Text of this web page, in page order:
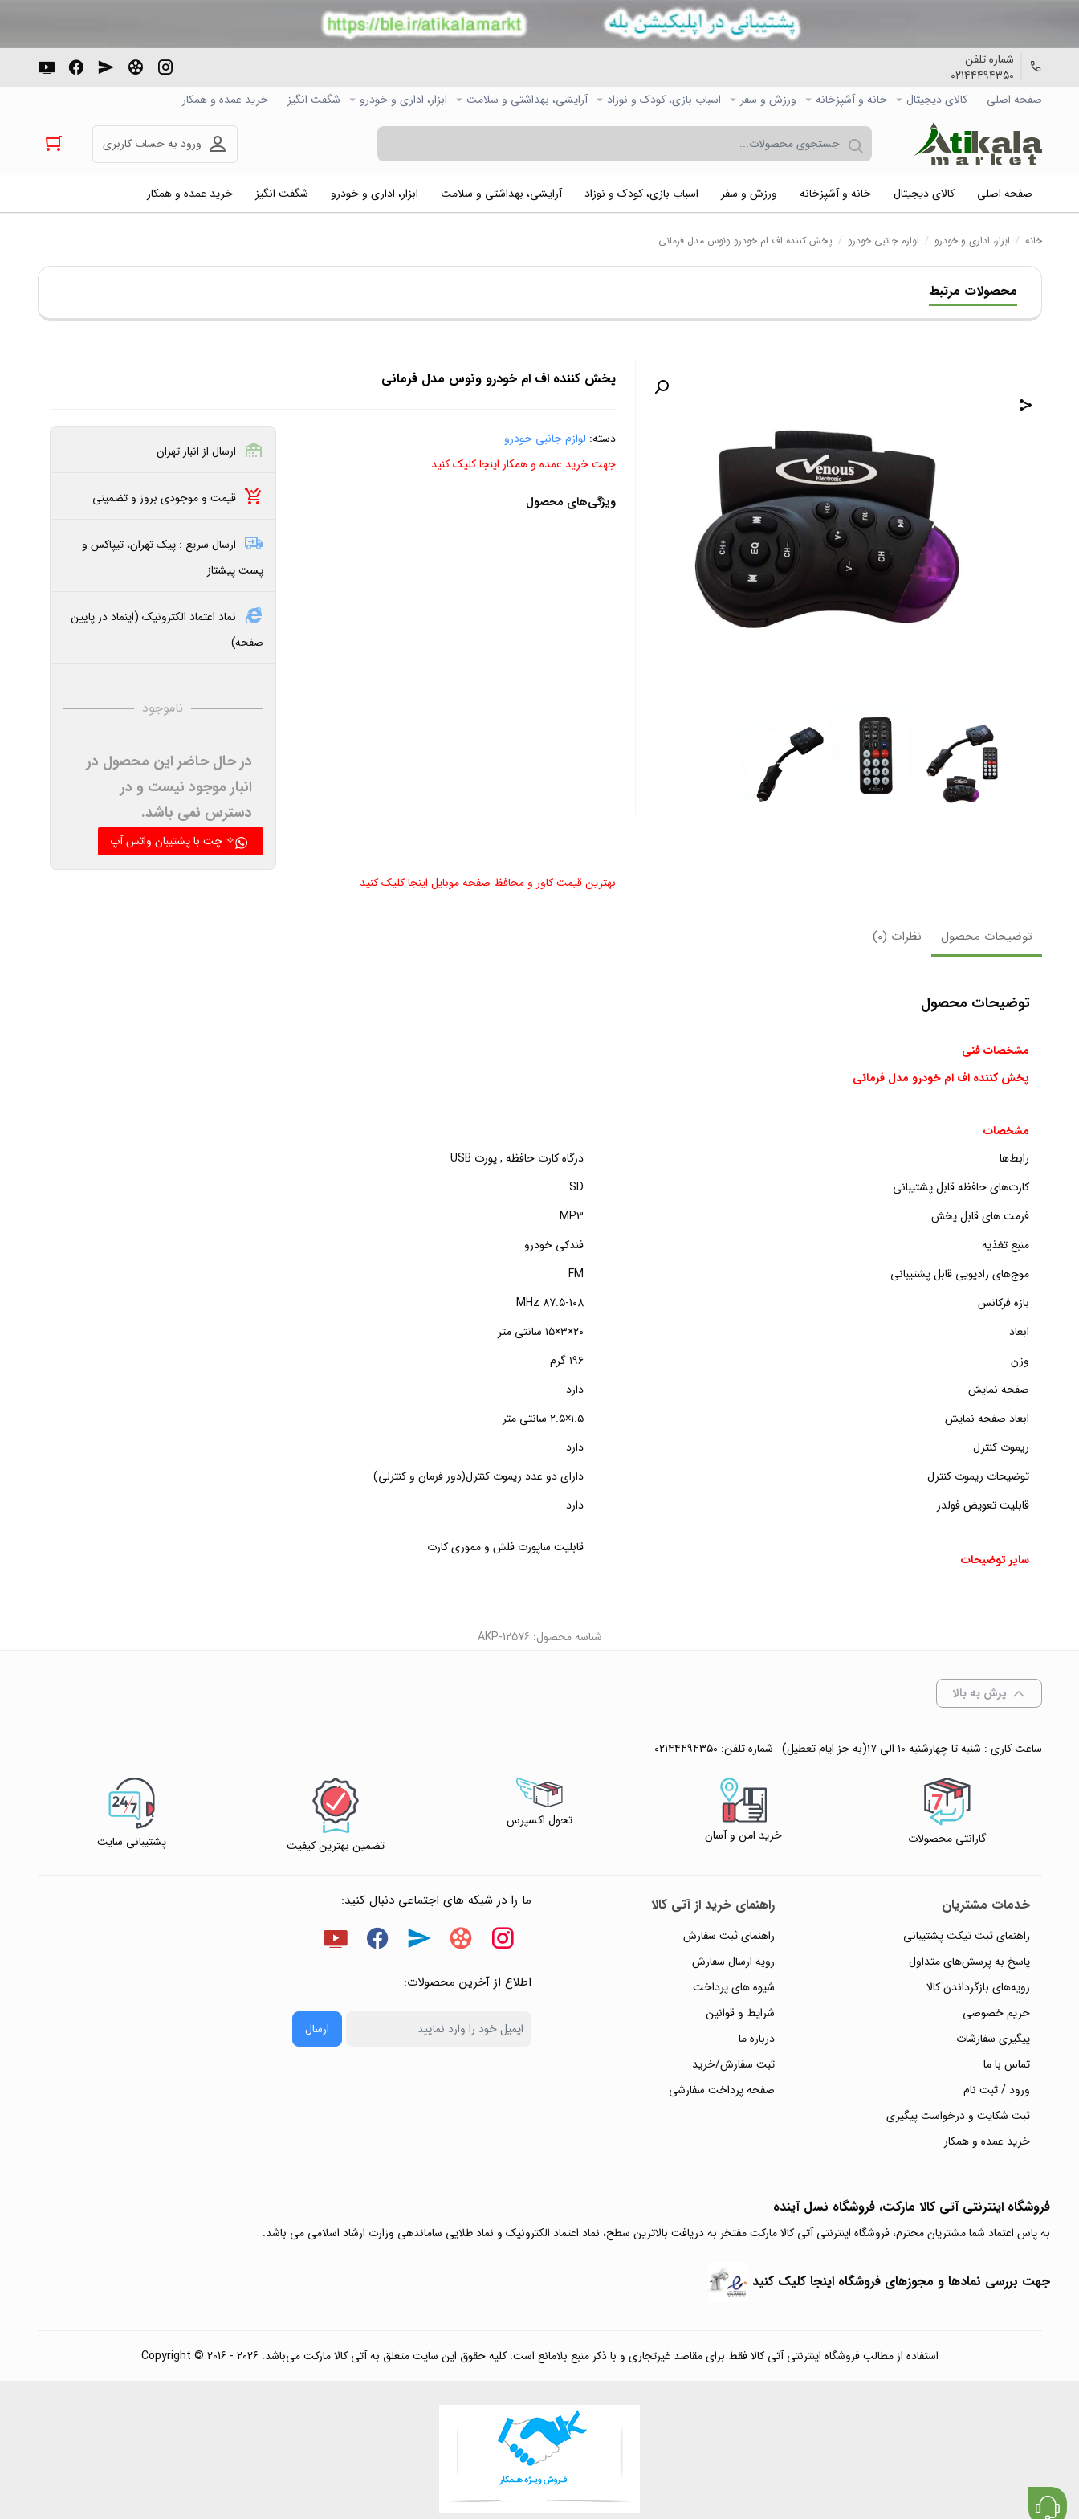
شماره تلفن
۰۲۱۴۴۴۹۴۳۵۰
صفحه اصلی
کالاي دیجیتال خانه و آشپزخانه ورزش و سفر اسباب بازی، کودک و نوزاد آرایشی، بهداشتی و سلامت ابزار، اداری و خودرو شگفت انگیز خرید عمده و همکار
ورود به حساب کاربری
صفحه اصلی کالاي دیجیتال خانه و آشپزخانه ورزش و سفر اسباب بازی، کودک و نوزاد آرایشی، بهداشتی و سلامت ابزار، اداری و خودرو شگفت انگیز خرید عمده و همکار
خانه / ابزار، اداری و خودرو / لوازم جانبی خودرو / پخش کننده اف ام خودرو ونوس مدل فرمانی
محصولات مرتبط
پخش کننده اف ام خودرو ونوس مدل فرمانی
دسته: لوازم جانبی خودرو
جهت خرید عمده و همکار اینجا کلیک کنید
ویژگی‌های محصول
ارسال از انبار تهران
قیمت و موجودی بروز و تضمینی
ارسال سریع : پیک تهران، تیپاکس و
پست پیشتاز
نماد اعتماد الکترونیک (اینماد در پایین
صفحه)
ناموجود
در حال حاضر این محصول در
انبار موجود نیست و در
دسترس نمی باشد.
✧ چت با پشتیبان واتس آپ
بهترین قیمت کاور و محافظ صفحه موبایل اینجا کلیک کنید
توضیحات محصول نظرات (۰)
توضیحات محصول
مشخصات فنی
پخش کننده اف ام خودرو مدل فرمانی
مشخصات
رابط‌ها
درگاه کارت حافظه , پورت USB
کارت‌های حافظه قابل پشتیبانی
SD
فرمت های قابل پخش
MP3
منبع تغذیه
فندکی خودرو
موج‌های رادیویی قابل پشتیبانی
FM
بازه فرکانس
87.5-108 MHz
ابعاد
۲۰×۳×۱۵ سانتی متر
وزن
۱۹۶ گرم
صفحه نمایش
دارد
ابعاد صفحه نمایش
۱.۵×۲.۵ سانتی متر
ریموت کنترل
دارد
توضیحات ریموت کنترل
دارای دو عدد ریموت کنترل(دور فرمان و کنترلی)
قابلیت تعویض فولدر
دارد
سایر توضیحات
قابلیت ساپورت فلش و مموری کارت
شناسه محصول: AKP-12576
پرش به بالا
ساعت کاری : شنبه تا چهارشنبه ۱۰ الی ۱۷(به جز ایام تعطیل) شماره تلفن: ۰۲۱۴۴۴۹۴۳۵۰
گارانتی محصولات خرید امن و آسان
تحول اکسپرس
تضمین بهترین کیفیت
پشتیبانی سایت
خدمات مشتریان
راهنمای ثبت تیکت پشتیبانی
پاسخ به پرسش‌های متداول
رویه‌های بازگرداندن کالا
حریم خصوصی
پیگیری سفارشات
تماس با ما
ورود / ثبت نام
ثبت شکایت و درخواست پیگیری
خرید عمده و همکار
راهنمای خرید از آتی کالا
راهنمای ثبت سفارش
رویه ارسال سفارش
شیوه های پرداخت
شرایط و قوانین
درباره ما
ثبت سفارش/خرید
صفحه پرداخت سفارشی
ما را در شبکه های اجتماعی دنبال کنید:
اطلاع از آخرین محصولات:
ارسال
فروشگاه اینترنتی آتی‌ کالا مارکت، فروشگاه نسل آینده
به پاس اعتماد شما مشتریان محترم، فروشگاه اینترنتی آتی کالا مارکت مفتخر به دریافت بالاترین سطح، نماد اعتماد الکترونیک و نماد طلایی ساماندهی وزارت ارشاد اسلامی می باشد.
جهت بررسی نمادها و مجوزهای فروشگاه اینجا کلیک کنید
استفاده از مطالب فروشگاه اینترنتی آتی کالا فقط برای مقاصد غیرتجاری و با ذکر منبع بلامانع است. کلیه حقوق این سایت متعلق به آتی کالا مارکت می‌باشد. Copyright © 2016 - 2026